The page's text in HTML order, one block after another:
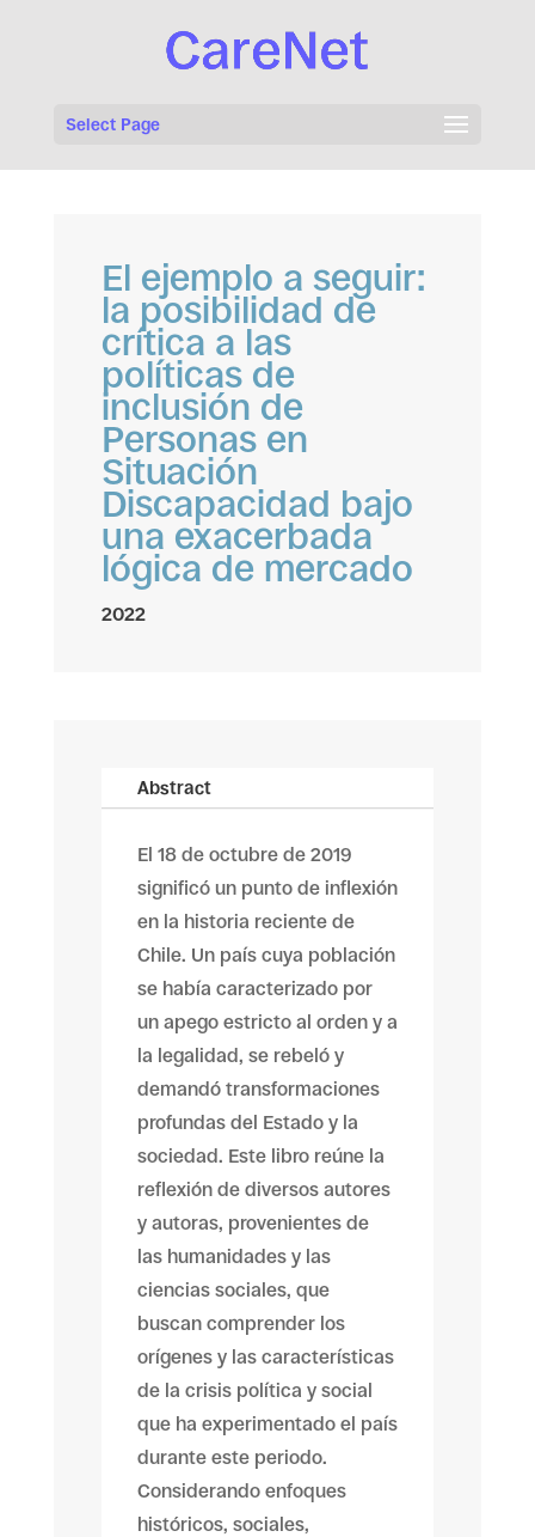
Select Page
El ejemplo a seguir:
la posibilidad de
crítica a las
políticas de
inclusión de
Personas en
Situación
Discapacidad bajo
una exacerbada
lógica de mercado
2022
Abstract
El 18 de octubre de 2019
significó un punto de inflexión
en la historia reciente de
Chile. Un país cuya población
se había caracterizado por
un apego estricto al orden y a
la legalidad, se rebeló y
demandó transformaciones
profundas del Estado y la
sociedad. Este libro reúne la
reflexión de diversos autores
y autoras, provenientes de
las humanidades y las
ciencias sociales, que
buscan comprender los
orígenes y las características
de la crisis política y social
que ha experimentado el país
durante este periodo.
Considerando enfoques
históricos, sociales,